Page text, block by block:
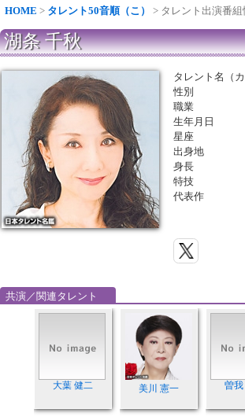
HOME > タレント50音順（こ） > タレント出演番組
湖条 千秋
タレント名（カ
性別
職業
生年月日
星座
出身地
身長
特技
代表作
共演／関連タレント
大葉 健二 美川 憲一 曽